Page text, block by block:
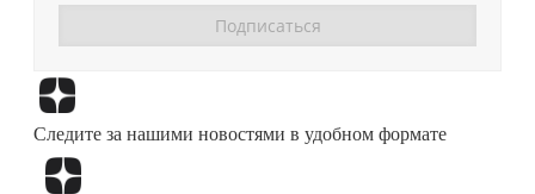
Следите за нашими новостями в удобном формате